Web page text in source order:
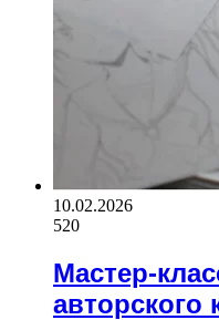
10.02.2026
520
Мастер-
авторского